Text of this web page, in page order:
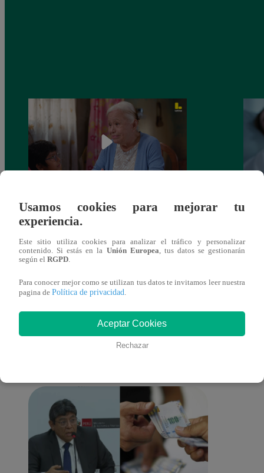
Valentina Valiente capítulo 43: ¡Dolores
toma una difícil decisión por el futuro de
sus nietos!
También te puede
interesar
Usamos cookies para mejorar tu
experiencia.
Este sitio utiliza cookies para analizar el tráfico y personalizar
contenido. Si estás en la Unión Europea , tus datos se gestionarán
según el RGPD
Para conocer mejor como se utilizan tus datos te invitamos leer nuestra
pagina de Política de privacidad
Aceptar Cookies
Rechazar